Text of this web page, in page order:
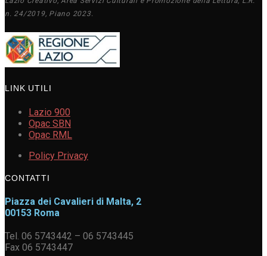
n. 24/2019, Piano 2023.
LINK UTILI
Lazio 900
Opac SBN
Opac RML
Policy Privacy
CONTATTI
Piazza dei Cavalieri di Malta, 2
00153 Roma
Tel. 06 5743442 – 06 5743445
Fax 06 5743447